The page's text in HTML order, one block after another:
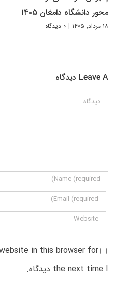
محور دانشگاه دامغان ۱۴۰۵
۱۸ مرداد, ۱۴۰۵ | ۰ دیدگاه
Leave A دیدگاه
دیدگاه
in this browser for
the next time I دیدگاه.